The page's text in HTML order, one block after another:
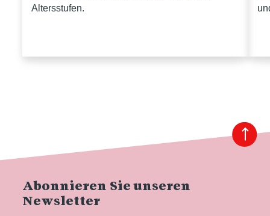
Altersstufen.
Abonnieren Sie unseren
Newsletter